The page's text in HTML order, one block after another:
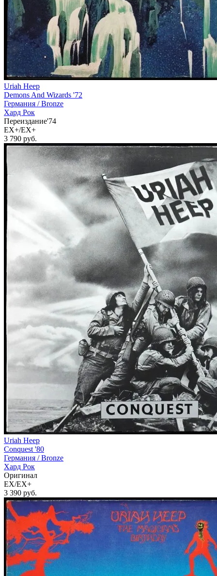
Uriah Heep
Demons And Wizards '72
Германия /Bronze
Хард Рок
Переиздание'74
EX+/EX+
3 790 руб.
Uriah Heep
Conquest '80
Германия /Bronze
Хард Рок
Оригинал
EX/EX+
3 390 руб.